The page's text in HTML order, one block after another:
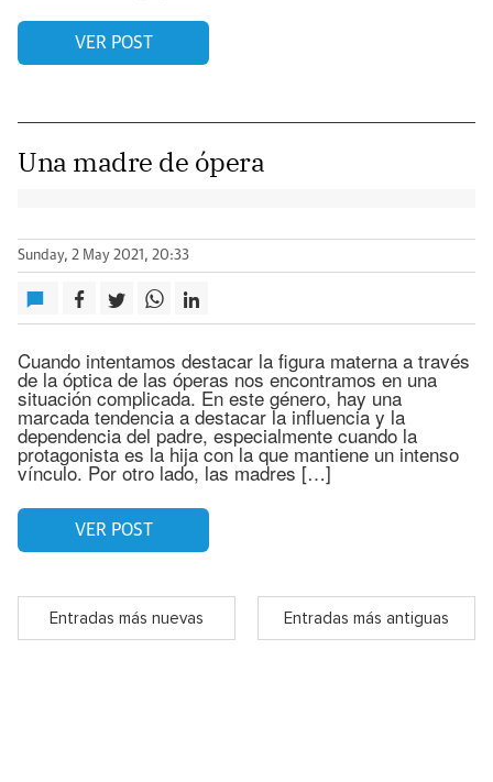
VER POST
Una madre de ópera
Sunday, 2 May 2021, 20:33
Cuando intentamos destacar la figura materna a través
de la óptica de las óperas nos encontramos en una
situación complicada. En este género, hay una
marcada tendencia a destacar la influencia y la
dependencia del padre, especialmente cuando la
protagonista es la hija con la que mantiene un intenso
vínculo. Por otro lado, las madres […]
VER POST
Entradas más nuevas Entradas más antiguas